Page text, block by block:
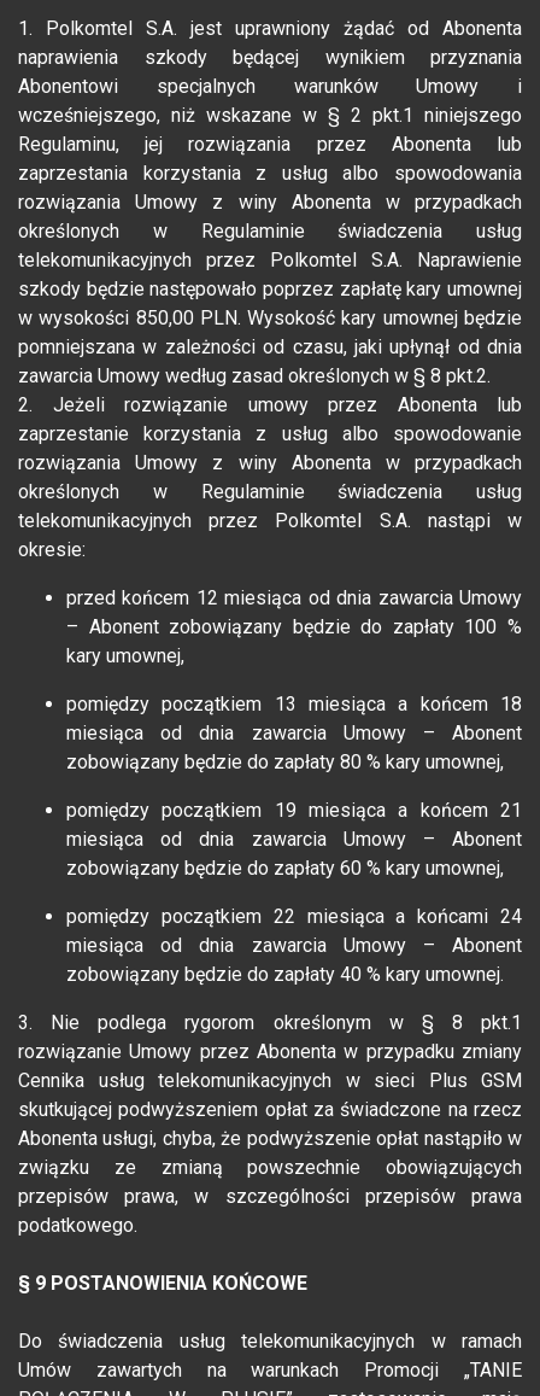
1. Polkomtel S.A. jest uprawniony żądać od Abonenta
naprawienia szkody będącej wynikiem przyznania
Abonentowi specjalnych warunków Umowy i
wcześniejszego, niż wskazane w § 2 pkt.1 niniejszego
Regulaminu, jej rozwiązania przez Abonenta lub
zaprzestania korzystania z usług albo spowodowania
rozwiązania Umowy z winy Abonenta w przypadkach
określonych w Regulaminie świadczenia usług
telekomunikacyjnych przez Polkomtel S.A. Naprawienie
szkody będzie następowało poprzez zapłatę kary umownej
w wysokości 850,00 PLN. Wysokość kary umownej będzie
pomniejszana w zależności od czasu, jaki upłynął od dnia
zawarcia Umowy według zasad określonych w § 8 pkt.2.
2. Jeżeli rozwiązanie umowy przez Abonenta lub
zaprzestanie korzystania z usług albo spowodowanie
rozwiązania Umowy z winy Abonenta w przypadkach
określonych w Regulaminie świadczenia usług
telekomunikacyjnych przez Polkomtel S.A. nastąpi w
okresie:
przed końcem 12 miesiąca od dnia zawarcia Umowy
– Abonent zobowiązany będzie do zapłaty 100 %
kary umownej,
pomiędzy początkiem 13 miesiąca a końcem 18
miesiąca od dnia zawarcia Umowy – Abonent
zobowiązany będzie do zapłaty 80 % kary umownej,
pomiędzy początkiem 19 miesiąca a końcem 21
miesiąca od dnia zawarcia Umowy – Abonent
zobowiązany będzie do zapłaty 60 % kary umownej,
pomiędzy początkiem 22 miesiąca a końcami 24
miesiąca od dnia zawarcia Umowy – Abonent
zobowiązany będzie do zapłaty 40 % kary umownej.
3. Nie podlega rygorom określonym w § 8 pkt.1
rozwiązanie Umowy przez Abonenta w przypadku zmiany
Cennika usług telekomunikacyjnych w sieci Plus GSM
skutkującej podwyższeniem opłat za świadczone na rzecz
Abonenta usługi, chyba, że podwyższenie opłat nastąpiło w
związku ze zmianą powszechnie obowiązujących
przepisów prawa, w szczególności przepisów prawa
podatkowego.
§ 9 POSTANOWIENIA KOŃCOWE
Do świadczenia usług telekomunikacyjnych w ramach
Umów zawartych na warunkach Promocji „TANIE